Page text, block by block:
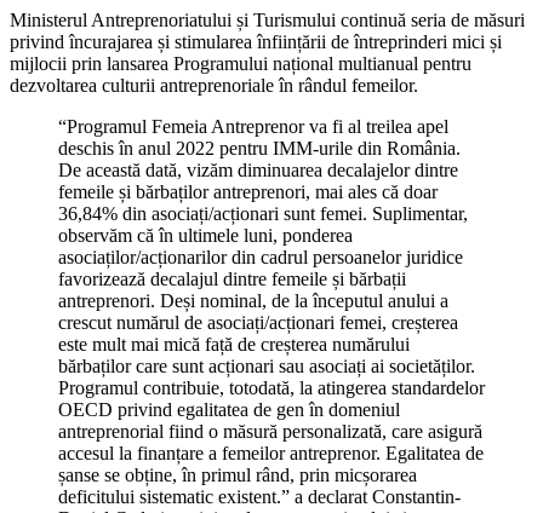
Ministerul Antreprenoriatului și Turismului continuă seria de măsuri
privind încurajarea și stimularea înființării de întreprinderi mici și
mijlocii prin lansarea Programului național multianual pentru
dezvoltarea culturii antreprenoriale în rândul femeilor.
“Programul Femeia Antreprenor va fi al treilea apel
deschis în anul 2022 pentru IMM-urile din România.
De această dată, vizăm diminuarea decalajelor dintre
femeile și bărbaților antreprenori, mai ales că doar
36,84% din asociați/acționari sunt femei. Suplimentar,
observăm că în ultimele luni, ponderea
asociaților/acționarilor din cadrul persoanelor juridice
favorizează decalajul dintre femeile și bărbații
antreprenori. Deși nominal, de la începutul anului a
crescut numărul de asociați/acționari femei, creșterea
este mult mai mică față de creșterea numărului
bărbaților care sunt acționari sau asociați ai societăților.
Programul contribuie, totodată, la atingerea standardelor
OECD privind egalitatea de gen în domeniul
antreprenorial fiind o măsură personalizată, care asigură
accesul la finanțare a femeilor antreprenor. Egalitatea de
șanse se obține, în primul rând, prin micșorarea
deficitului sistematic existent.” a declarat Constantin-